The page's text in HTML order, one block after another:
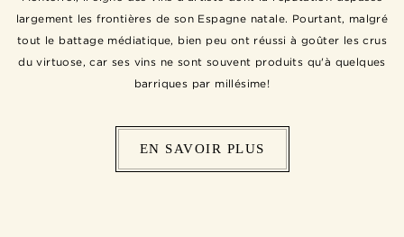
largement les frontières de son Espagne natale. Pourtant, malgré
tout le battage médiatique, bien peu ont réussi à goûter les crus
du virtuose, car ses vins ne sont souvent produits qu'à quelques
barriques par millésime!
EN SAVOIR PLUS